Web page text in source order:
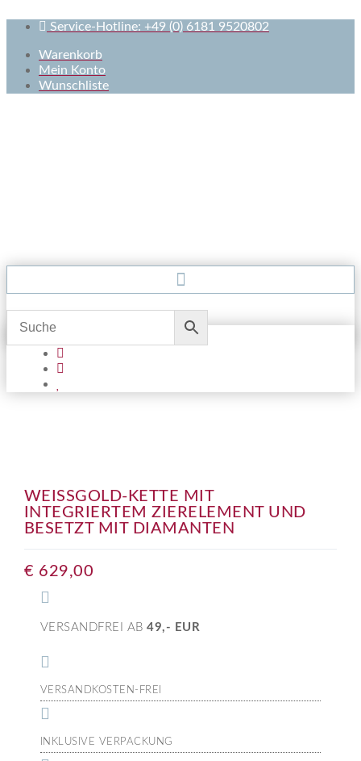
Service-Hotline: +49 (0) 6181 9520802
Warenkorb
Mein Konto
Wunschliste
WEISSGOLD-KETTE MIT I
NTEGRIERTEM ZIERELEMENT UND B
ESETZT MIT DIAMANTEN
€ 629,00
VERSANDFREI AB49,- EUR
VERSANDKOSTEN-FREI
INKLUSIVE VERPACKUNG